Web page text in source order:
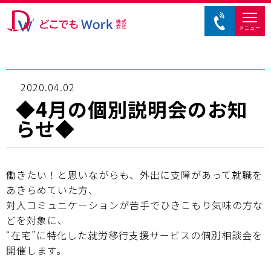
メニュー
2020.04.02
◆4月の個別説明会のお知
らせ◆
働きたい！と思いながらも、外出に支障があって就職を
あきらめていた方、
対人コミュニケーションが苦手でひきこもり気味の方な
どを対象に、
“在宅”に特化した就労移行支援サービスの個別相談会を
開催します。